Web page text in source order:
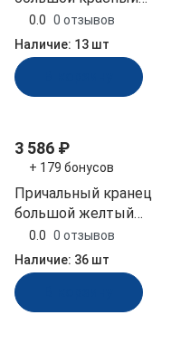
810x110x80 мм (БП-1Д-К,
10257736)
0.0 0 отзывов
Наличие: 13 шт
3 586 ₽
+ 179 бонусов
Причальный кранец
большой желтый
810x110x80 мм (БП-1Д-Ж)
0.0 0 отзывов
Наличие: 36 шт